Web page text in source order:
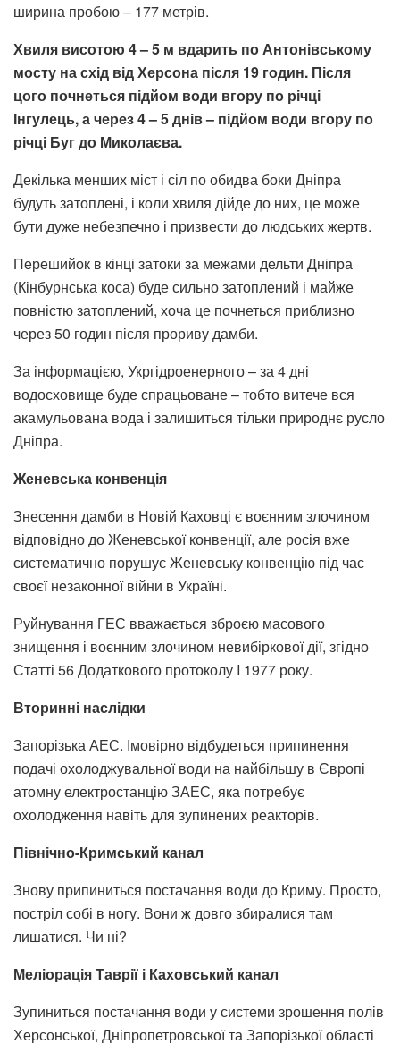
ширина пробою – 177 метрів.
Хвиля висотою 4 – 5 м вдарить по Антонівському
мосту на схід від Херсона після 19 годин. Після
цого почнеться підйом води вгору по річці
Інгулець, а через 4 – 5 днів – підйом води вгору по
річці Буг до Миколаєва.
Декілька менших міст і сіл по обидва боки Дніпра
будуть затоплені, і коли хвиля дійде до них, це може
бути дуже небезпечно і призвести до людських жертв.
Перешийок в кінці затоки за межами дельти Дніпра
(Кінбурнська коса) буде сильно затоплений і майже
повністю затоплений, хоча це почнеться приблизно
через 50 годин після прориву дамби.
За інформацією, Укргідроенерного – за 4 дні
водосховище буде спрацьоване – тобто витече вся
акамульована вода і залишиться тільки природнє русло
Дніпра.
Женевська конвенція
Знесення дамби в Новій Каховці є воєнним злочином
відповідно до Женевської конвенції, але росія вже
систематично порушує Женевську конвенцію під час
своєї незаконної війни в Україні.
Руйнування ГЕС вважається зброєю масового
знищення і воєнним злочином невибіркової дії, згідно
Статті 56 Додаткового протоколу I 1977 року.
Вторинні наслідки
Запорізька АЕС. Імовірно відбудеться припинення
подачі охолоджувальної води на найбільшу в Європі
атомну електростанцію ЗАЕС, яка потребує
охолодження навіть для зупинених реакторів.
Північно-Кримський канал
Знову припиниться постачання води до Криму. Просто,
постріл собі в ногу. Вони ж довго збиралися там
лишатися. Чи ні?
Меліорація Таврії і Каховський канал
Зупиниться постачання води у системи зрошення полів
Херсонської, Дніпропетровської та Запорізької області